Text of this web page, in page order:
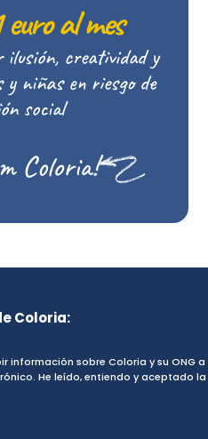
al mes
ilusión, creatividad y
niñas en riesgo de
social
Coloria!
Coloria:
información sobre Coloria y su ONG a
He leído, entiendo y aceptado la